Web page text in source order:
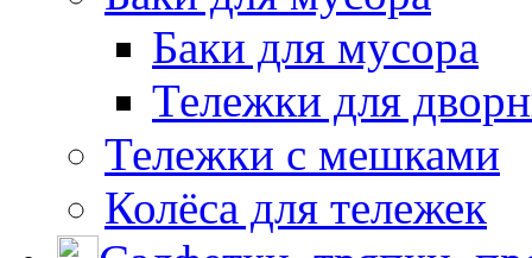
Баки для мусора
Тележки для
Тележки с мешками
Колёса для тележек